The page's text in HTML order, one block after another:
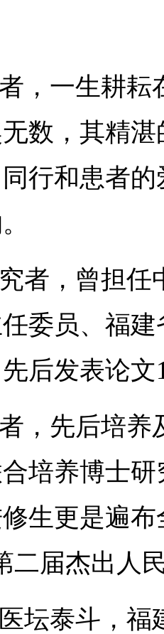
，一生耕耘
数，其精
行和患者
者，曾担任
委员、福
后发表论文
，先后培养
培养博士
生更是遍
二届杰出人
坛泰斗，福